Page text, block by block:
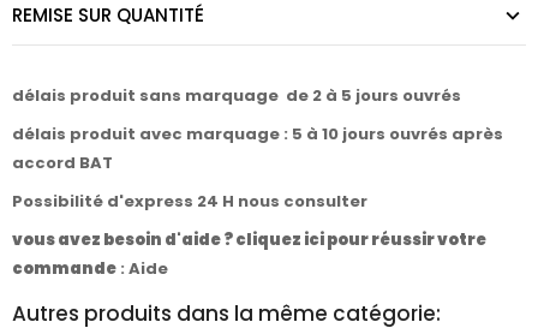
REMISE SUR QUANTITÉ
délais produit sans marquage de 2 à 5 jours ouvrés
délais produit avec marquage : 5 à 10 jours ouvrés après
accord BAT
Possibilité d'express 24 H nous consulter
vous avez besoin d'aide ? cliquez ici pour réussir votre
commande : Aide
Autres produits dans la même catégorie: